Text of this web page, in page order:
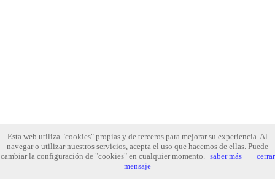
Esta web utiliza "cookies" propias y de terceros para mejorar su experiencia. Al
navegar o utilizar nuestros servicios, acepta el uso que hacemos de ellas. Puede
cambiar la configuración de "cookies" en cualquier momento. saber más
cerrar
mensaje